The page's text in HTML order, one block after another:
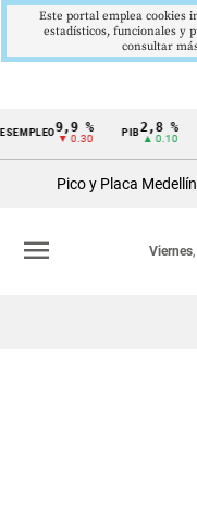
Cintillo
Colombia
9,9 %
▼ 0.30
PIB2,8 %
▲ 0.10
Pico y Placa Medellín
Viernes
menu
Este portal emplea cookies
estadísticos, funcionales y
consultar